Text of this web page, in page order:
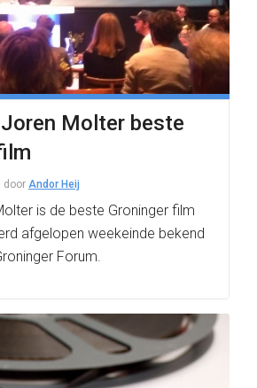
Joren Molter beste
door Andor Heij
is de beste Groninger film
afgelopen weekeinde bekend
Forum.